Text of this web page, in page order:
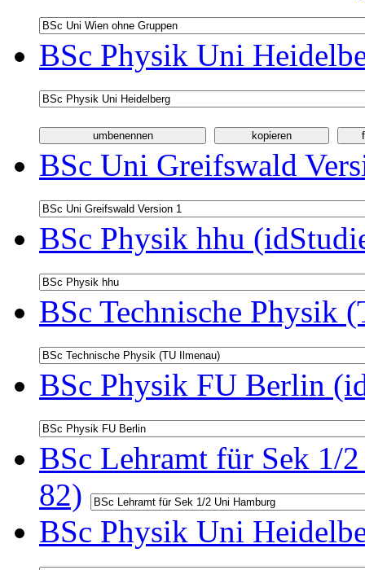
BSc Physik Uni
BSc Uni Greifswald
BSc Physik hhu
BSc Technische Physik
BSc Physik FU Berlin
BSc Lehramt für Sek 1/
82)
BSc Physik Uni